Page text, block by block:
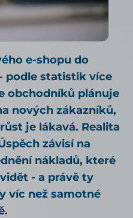
e-shopu do
podle statistik více
obchodníků plánuje
nových zákazníků,
je lákavá. Realita
závisí na
nákladů, které
- a právě ty
víc než samotné